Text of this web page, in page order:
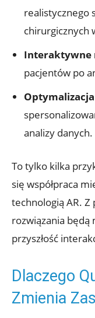
realistycznego
chirurgicznych
Interaktywne
pacjentów po
analizy danych.
To tylko kilka
się współpraca
technologią AR.
rozwiązania będą
przyszłość
Dlaczego
Zmienia